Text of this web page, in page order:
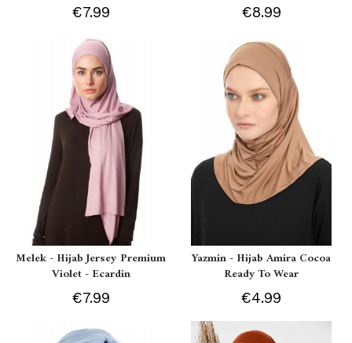
€7.99 €8.99
Melek - Hijab Jersey Premium
Violet - Ecardin
€7.99
Yazmin - Hijab Amira Cocoa
Ready To Wear
€4.99